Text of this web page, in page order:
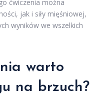
ćwiczenia można
jak i siły mięśniowej,
wyników we wszelkich
warto
na brzuch?